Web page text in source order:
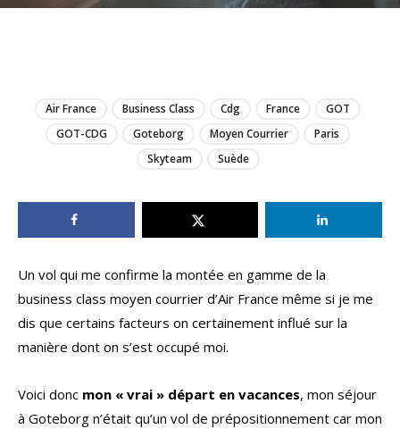
Air France Business Class Cdg France
GOT
GOT-CDG
Goteborg Moyen Courrier
Paris
Skyteam
Suède
Un vol qui me confirme la montée en gamme de la
business class moyen courrier d’Air France même si je me
dis que certains facteurs on certainement influé sur la
manière dont on s’est occupé moi.
Voici donc mon « vrai » départ en vacances, mon séjour
à Goteborg n’était qu’un vol de prépositionnement car mon